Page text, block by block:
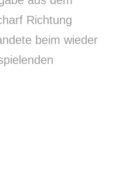
Richtung
beim wieder